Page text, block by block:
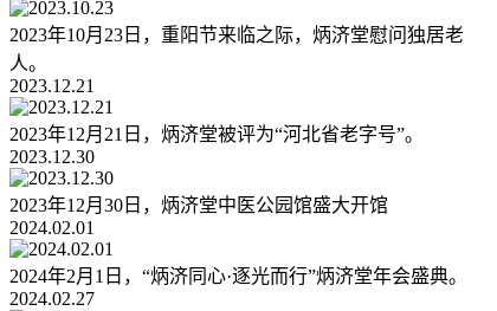
2023年10月23日，重阳节来临之际，炳济堂慰问独居老
人。
2023.12.21
2023年12月21日，炳济堂被评为“河北省老字号”。
2023.12.30
2023年12月30日，炳济堂中医公园馆盛大开馆
2024.02.01
2024年2月1日，“炳济同心·逐光而行”炳济堂年会盛典。
2024.02.27